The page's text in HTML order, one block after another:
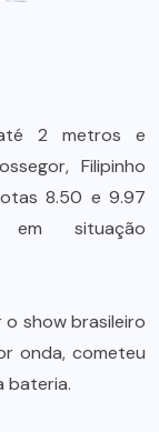
2 metros e
Filipinho
8.50 e 9.97
situação
show brasileiro
onda, cometeu
bateria.